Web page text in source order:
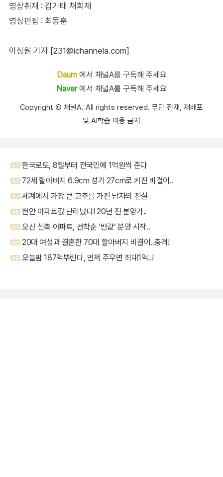
영상취재 : 김기태 채희재
영상편집 : 최동훈
이상원 기자 [231@ichannela.com]
Daum에서 채널A를 구독해 주세요
Naver에서 채널A를 구독해 주세요
Copyright Ⓒ 채널A. All rights reserved. 무단 전재, 재배포
및 AI학습 이용 금지